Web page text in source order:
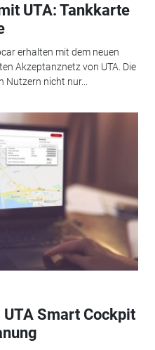
UTA: Tankkarte
erhalten mit dem neuen
Akzeptanznetz von UTA. Die
nicht nur...
Smart Cockpit